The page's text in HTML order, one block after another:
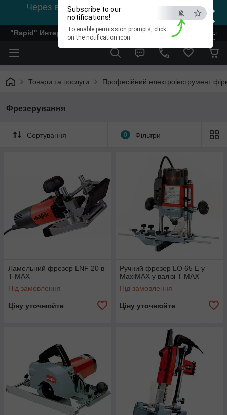
×
ESC
Subscribe to our
notifications!
To enable permission prompts, click
on the notification icon
Через відсутність світла, зв'язок на viber
0978002056
"Rapid" Интернет-магазин деревообрабатывающего
Товари та послуги Професійний електроінструмент
Фрезерування
Сортування 0 Фільтри
Ламельний фрезер LNF 20 в
T-MAX
Під замовлення
Ціну уточнюйте
Ручний фрезер LО 65 E у
MaxiMAX у валізі T-MAX
Під замовлення
Ціну уточнюйте